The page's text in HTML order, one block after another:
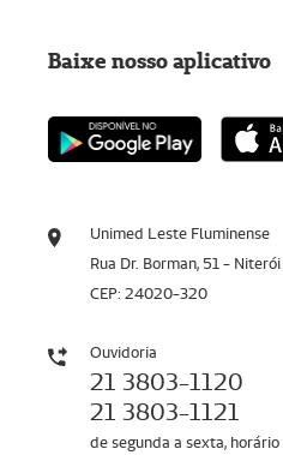
Unimed Leste Fluminense
Rua Dr. Borman, 51 - Niterói
CEP: 24020-320
Ouvidoria
21 3803-1120
21 3803-1121
de segunda a sexta,
Baixe nosso aplicativo